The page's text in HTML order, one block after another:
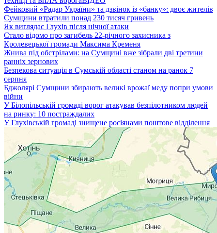
Фейковий «Радар України» та дзвінок із «банку»: двоє жителів
Сумщини втратили понад 230 тисяч гривень
Як виглядає Глухів після нічної атаки
Стало відомо про загибель 22-річного захисника з
Кролевецької громади Максима Кременя
Жнива під обстрілами: на Сумщині вже зібрали дві третини
ранніх зернових
Безпекова ситуація в Сумській області станом на ранок 7
серпня
Бджолярі Сумщини збирають великі врожаї меду попри умови
війни
У Білопільській громаді ворог атакував безпілотником людей
на ринку: 10 постраждалих
У Глухівській громаді знищене росіянами поштове відділення